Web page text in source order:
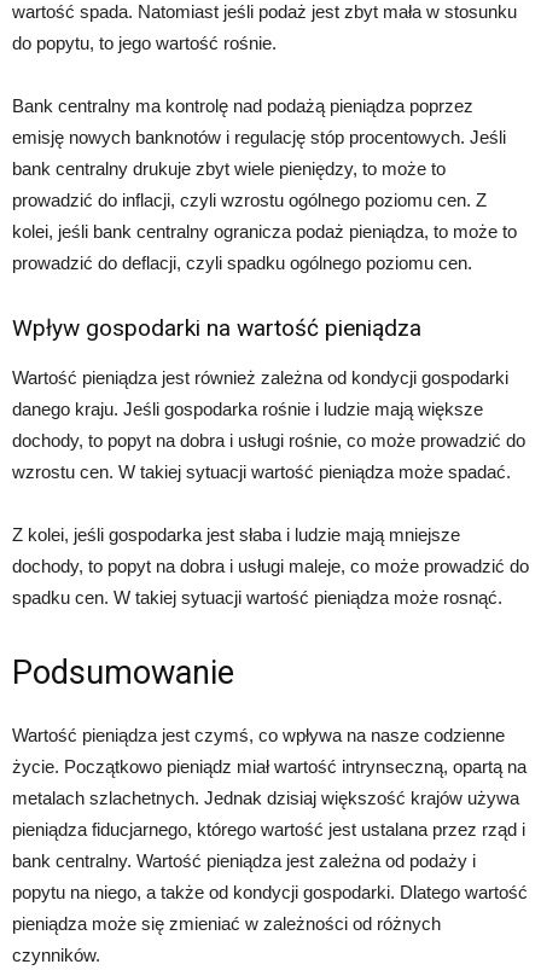
wartość spada. Natomiast jeśli podaż jest zbyt mała w stosunku
do popytu, to jego wartość rośnie.
Bank centralny ma kontrolę nad podażą pieniądza poprzez
emisję nowych banknotów i regulację stóp procentowych. Jeśli
bank centralny drukuje zbyt wiele pieniędzy, to może to
prowadzić do inflacji, czyli wzrostu ogólnego poziomu cen. Z
kolei, jeśli bank centralny ogranicza podaż pieniądza, to może to
prowadzić do deflacji, czyli spadku ogólnego poziomu cen.
Wpływ gospodarki na wartość pieniądza
Wartość pieniądza jest również zależna od kondycji gospodarki
danego kraju. Jeśli gospodarka rośnie i ludzie mają większe
dochody, to popyt na dobra i usługi rośnie, co może prowadzić do
wzrostu cen. W takiej sytuacji wartość pieniądza może spadać.
Z kolei, jeśli gospodarka jest słaba i ludzie mają mniejsze
dochody, to popyt na dobra i usługi maleje, co może prowadzić do
spadku cen. W takiej sytuacji wartość pieniądza może rosnąć.
Podsumowanie
Wartość pieniądza jest czymś, co wpływa na nasze codzienne
życie. Początkowo pieniądz miał wartość intrynseczną, opartą na
metalach szlachetnych. Jednak dzisiaj większość krajów używa
pieniądza fiducjarnego, którego wartość jest ustalana przez rząd i
bank centralny. Wartość pieniądza jest zależna od podaży i
popytu na niego, a także od kondycji gospodarki. Dlatego wartość
pieniądza może się zmieniać w zależności od różnych
czynników.